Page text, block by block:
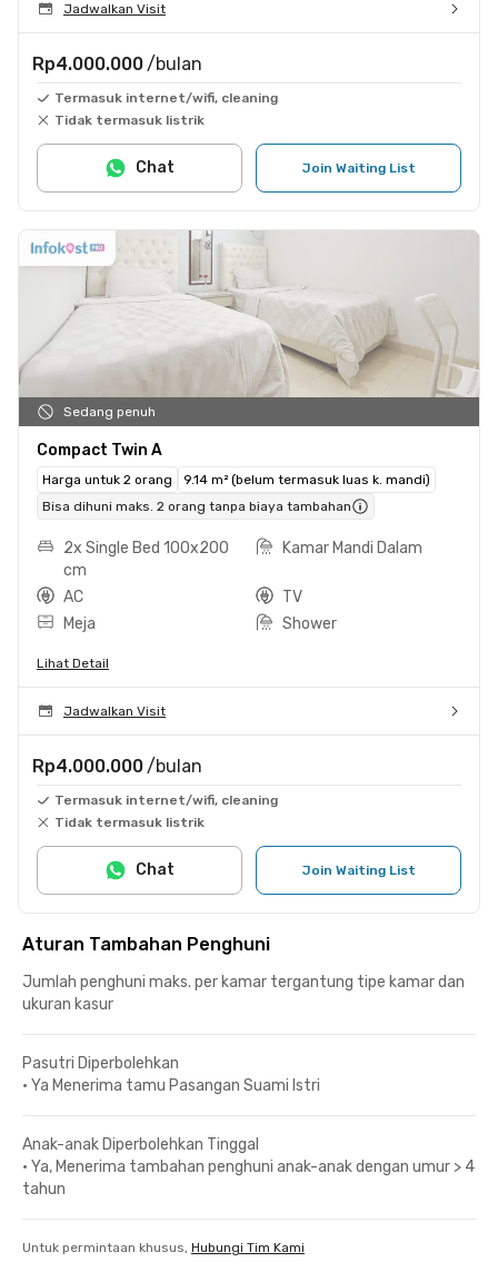
Jadwalkan Visit
Rp4.000.000 /bulan
Termasuk internet/wifi, cleaning
Tidak termasuk listrik
Join Waiting List
Chat
Sedang penuh
Compact Twin A
Harga untuk 2 orang
9.14 m² (belum termasuk luas k. mandi)
Bisa dihuni maks. 2 orang tanpa biaya tambahan
2x Single Bed 100x200
cm
Kamar Mandi Dalam
AC
TV
Meja
Shower
Lihat Detail
Jadwalkan Visit
Rp4.000.000 /bulan
Termasuk internet/wifi, cleaning
Tidak termasuk listrik
Join Waiting List
Chat
Aturan Tambahan Penghuni
Jumlah penghuni maks. per kamar tergantung tipe kamar dan
ukuran kasur
Pasutri Diperbolehkan
• Ya Menerima tamu Pasangan Suami Istri
Anak-anak Diperbolehkan Tinggal
• Ya, Menerima tambahan penghuni anak-anak dengan umur > 4
tahun
Untuk permintaan khusus, Hubungi Tim Kami